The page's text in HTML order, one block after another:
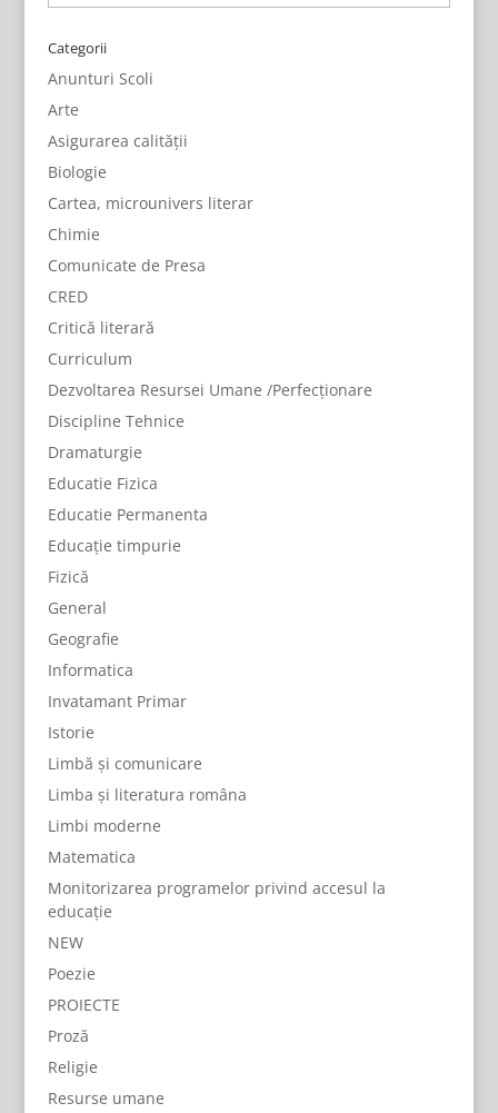
Categorii
Anunturi Scoli
Arte
Asigurarea calității
Biologie
Cartea, microunivers literar
Chimie
Comunicate de Presa
CRED
Critică literară
Curriculum
Dezvoltarea Resursei Umane /Perfecționare
Discipline Tehnice
Dramaturgie
Educatie Fizica
Educatie Permanenta
Educație timpurie
Fizică
General
Geografie
Informatica
Invatamant Primar
Istorie
Limbă și comunicare
Limba și literatura româna
Limbi moderne
Matematica
Monitorizarea programelor privind accesul la
educație
NEW
Poezie
PROIECTE
Proză
Religie
Resurse umane